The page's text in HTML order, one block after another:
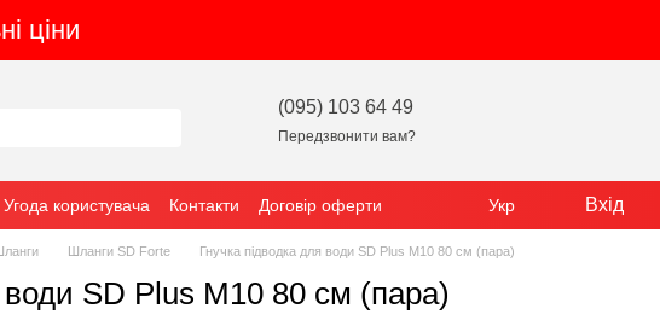
ціни
(095) 103 64 49
Передзвонити вам?
Угода користувача Контакти Договір оферти Укр Вхід
Шланги SD Forte Гнучка підводка для води SD Plus М10 80 см (пара)
води SD Plus М10 80 см (пара)